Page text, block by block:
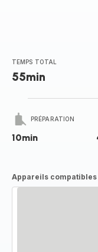
TEMPS TOTAL
55min
PRÉPARATION
10min
Appareils compatibles